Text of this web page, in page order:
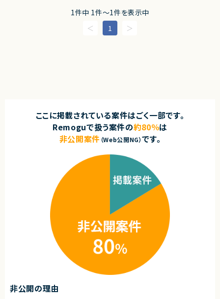
技術部門にて、以下のようなデータサイエンス・AI関連業務を担当します。
・為替リスクヘッジアルゴリズムの開発
・自社FinTechサービスのバックエンドデータ処理開発
【必須スキル・経験】
・プログラミング経験（目安：1年以上）
※言語・開発規模不問／自主学習レベルも可
・データ分析の基礎知識・経験
・金融分野、AI、データサイエンスへの興味・関心
・Python / R / Java / PHP 等での開発経験
・生成AIを用いたサービス開発・リリース経験
・高度な数学（確率過程等）を用いた研究・開発経験
・大規模データ分析の実務経験
・クラウドサービスの設計・構築・運用経験
・データベース設計・運用経験
・会計処理に関する知識
・英語でのコミュニケーションスキル
・技術を使って社会を良くしたい方
・データで世の中の現象を解明したい方
・グローバル展開に挑戦したい方
・社会貢献性の高いプロダクト開発に関わりたい方
・新しい技術・分野への探究心がある方
1件中 1件〜1件を表示中
1
ここに掲載されている案件はごく一部です。
Remoguで扱う案件の約80％は
非公開案件 （Web公開NG）です。
非公開の理由